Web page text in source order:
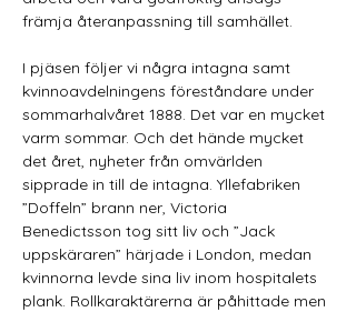
främja återanpassning till samhället.
I pjäsen följer vi några intagna samt
kvinnoavdelningens föreståndare under
sommarhalvåret 1888. Det var en mycket
varm sommar. Och det hände mycket
det året, nyheter från omvärlden
sipprade in till de intagna. Yllefabriken
”Doffeln” brann ner, Victoria
Benedictsson tog sitt liv och ”Jack
uppskäraren” härjade i London, medan
kvinnorna levde sina liv inom hospitalets
plank. Rollkaraktärerna är påhittade men